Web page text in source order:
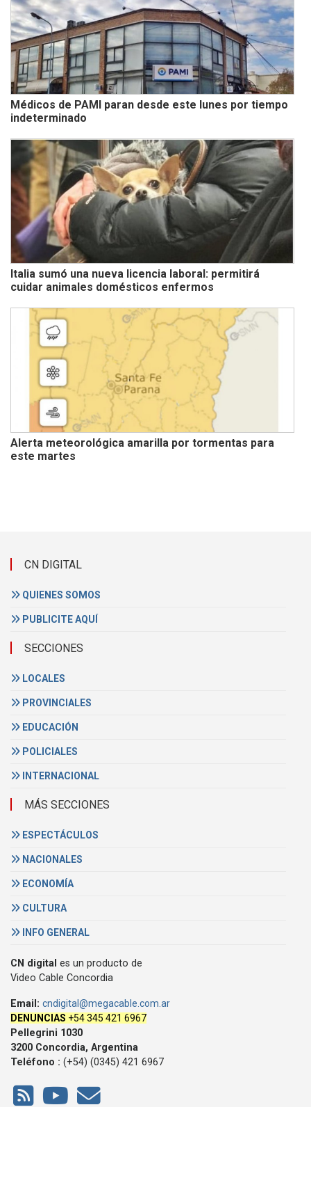
Médicos de PAMI paran desde este lunes por tiempo
indeterminado
Italia sumó una nueva licencia laboral: permitirá
cuidar animales domésticos enfermos
Alerta meteorológica amarilla por tormentas para
este martes
CN DIGITAL
QUIENES SOMOS
PUBLICITE AQUÍ
SECCIONES
LOCALES
PROVINCIALES
EDUCACIÓN
POLICIALES
INTERNACIONAL
MÁS SECCIONES
ESPECTÁCULOS
NACIONALES
ECONOMÍA
CULTURA
INFO GENERAL
CN digital es un producto de
Video Cable Concordia
Email: cndigital@megacable.com.ar
DENUNCIAS +54 345 421 6967
Pellegrini 1030
3200 Concordia, Argentina
Teléfono : (+54) (0345) 421 6967